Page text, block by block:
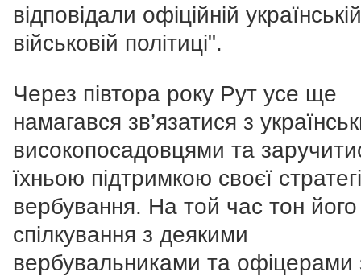
відповідали офіційній українській
військовій політиці".
Через півтора року Рут усе ще
намагався зв’язатися з
високопосадовцями та
їхньою підтримкою своєї
вербування. На той час тон його
спілкування з деякими
вербувальниками та офіцерами